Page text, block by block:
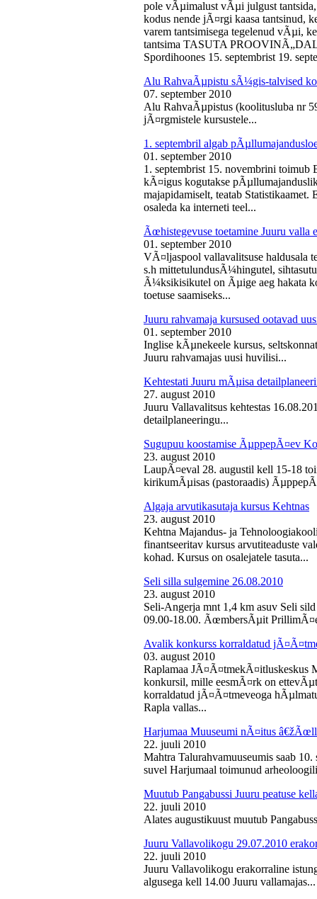
pole vÃµimalust vÃµi julgust
kodus nende jÃ¤rgi kaasa tantsinud,
varem tantsimisega tegelenud vÃµi,
tantsima TASUTA
Spordihoones 15. septembrist 19.
Alu RahvaÃµpistu sÃ¼gis-talvised
07. september 2010
Alu RahvaÃµpistus (koolitusluba nr
jÃ¤rgmistele kursustele...
1. septembril algab
01. september 2010
1. septembrist 15. novembrini toimub
kÃ¤igus kogutakse
majapidamiselt, teatab Statistikaamet.
osaleda ka interneti teel...
Ãœhistegevuse toetamine Juuru valla
01. september 2010
VÃ¤ljaspool vallavalitsuse haldusala
s.h mittetulundusÃ¼hingutel,
Ã¼ksikisikutel on Ãµige aeg hakata
toetuse saamiseks...
Juuru rahvamaja kursused ootavad
01. september 2010
Inglise kÃµnekeele kursus,
Juuru rahvamajas uusi huvilisi...
Kehtestati Juuru mÃµisa
27. august 2010
Juuru Vallavalitsus kehtestas
detailplaneeringu...
Sugupuu koostamise ÃµppepÃ¤ev
23. august 2010
LaupÃ¤eval 28. augustil kell 15-18
kirikumÃµisas (pastoraadis)
Algaja arvutikasutaja kursus Kehtnas
23. august 2010
Kehtna Majandus- ja
finantseeritav kursus arvutiteaduste
kohad. Kursus on osalejatele tasuta...
Seli silla sulgemine 26.08.2010
23. august 2010
Seli-Angerja mnt 1,4 km asuv Seli
09.00-18.00. ÃœmbersÃµit
Avalik konkurss korraldatud
03. august 2010
Raplamaa JÃ¤Ã¤tmekÃ¤itluskeskus
konkursil, mille eesmÃ¤rk on
korraldatud jÃ¤Ã¤tmeveoga
Rapla vallas...
Harjumaa Muuseumi nÃ¤itus
22. juuli 2010
Mahtra Talurahvamuuseumis saab
suvel Harjumaal toimunud
Muutub Pangabussi Juuru peatuse
22. juuli 2010
Alates augustikuust muutub
Juuru Vallavolikogu 29.07.2010
22. juuli 2010
Juuru Vallavolikogu erakorraline
algusega kell 14.00 Juuru vallamajas...